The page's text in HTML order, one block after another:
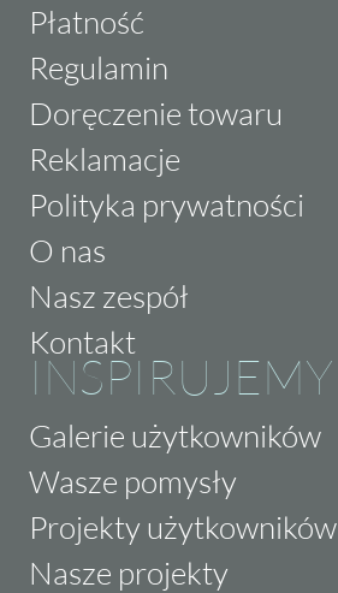
Płatność
Regulamin
Doręczenie towaru
Reklamacje
Polityka prywatności
O nas
Nasz zespół
Kontakt
INSPIRUJEMY
Galerie użytkowników
Wasze pomysły
Projekty użytkowników
Nasze projekty